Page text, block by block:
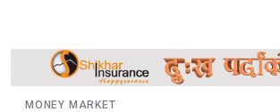
MONEY MARKET